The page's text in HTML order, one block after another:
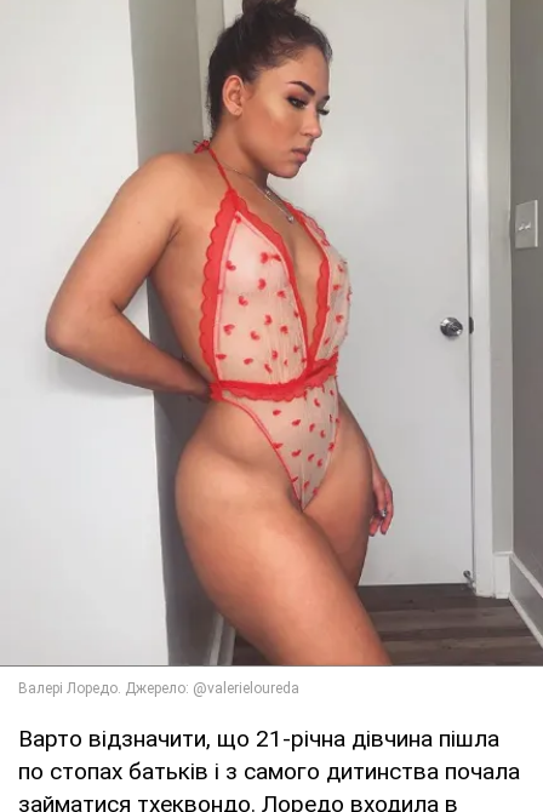
Варто відзначити, що 21-річна дівчина пішла
по стопах батьків і з самого дитинства почала
займатися тхеквондо. Лоредо входила в